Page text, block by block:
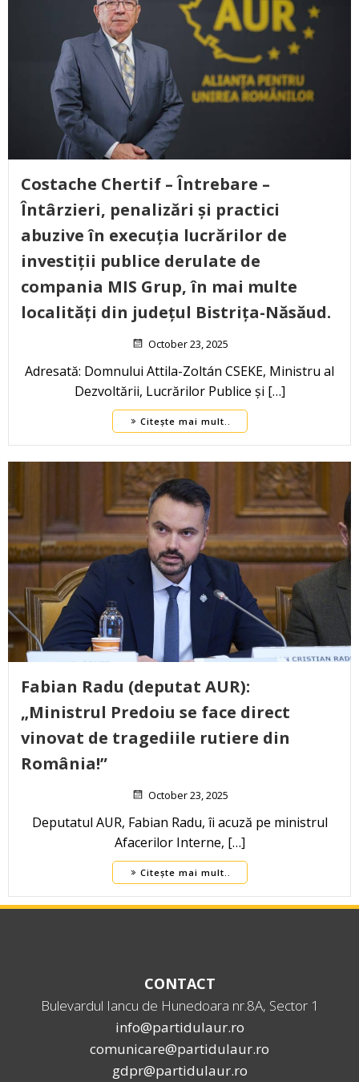
Costache Chertif – Întrebare –
Întârzieri, penalizări și practici
abuzive în execuția lucrărilor de
investiții publice derulate de
compania MIS Grup, în mai multe
localități din județul Bistrița-Năsăud.
October 23, 2025
Adresată: Domnului Attila-Zoltán CSEKE, Ministru al
Dezvoltării, Lucrărilor Publice și […]
Citește mai mult..
Fabian Radu (deputat AUR):
„Ministrul Predoiu se face direct
vinovat de tragediile rutiere din
România!”
October 23, 2025
Deputatul AUR, Fabian Radu, îi acuză pe ministrul
Afacerilor Interne, […]
Citește mai mult..
CONTACT
Bulevardul Iancu de Hunedoara nr.8A, Sector 1
info@partidulaur.ro
comunicare@partidulaur.ro
gdpr@partidulaur.ro